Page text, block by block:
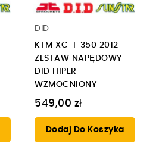
DID
KTM XC-F 350 2012
ZESTAW NAPĘDOWY
DID HIPER
WZMOCNIONY
549,00 zł
Dodaj Do Koszyka